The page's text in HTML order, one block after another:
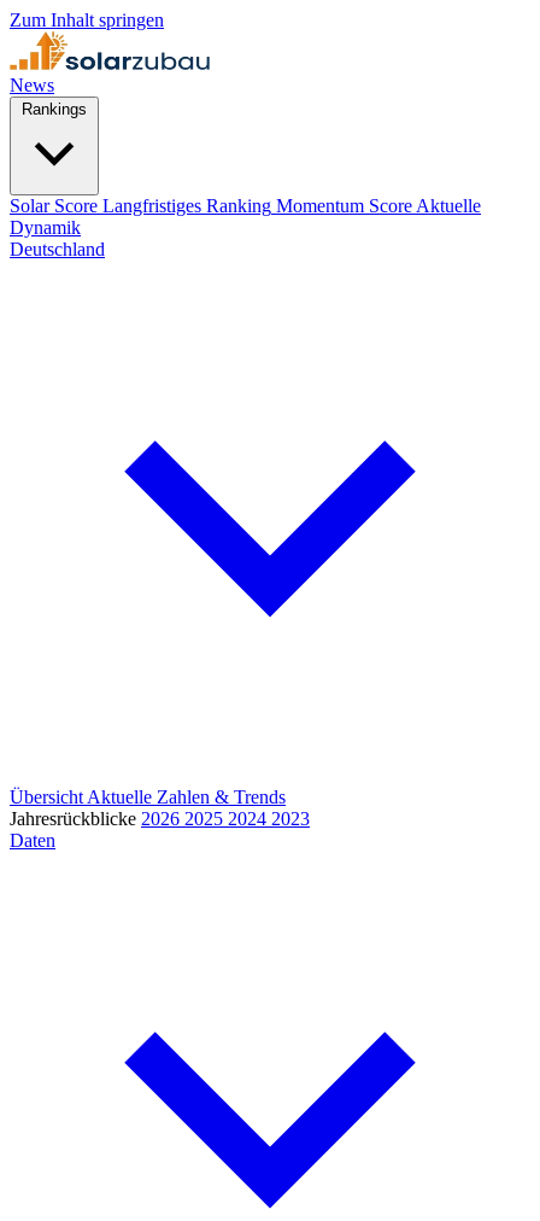
Zum Inhalt springen
News
Solar Score Langfristiges Ranking Momentum Score Aktuelle
Dynamik
Deutschland
Übersicht Aktuelle Zahlen & Trends
Jahresrückblicke 2026 2025 2024 2023
Daten